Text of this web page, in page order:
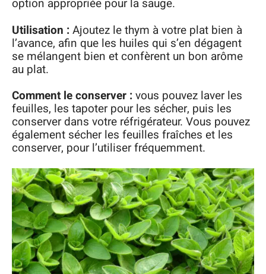
option appropriée pour la sauge.
Utilisation :Ajoutez le thym à votre plat bien à
l’avance, afin que les huiles qui s’en dégagent
se mélangent bien et confèrent un bon arôme
au plat.
Comment le conserver :vous pouvez laver les
feuilles, les tapoter pour les sécher, puis les
conserver dans votre réfrigérateur. Vous pouvez
également sécher les feuilles fraîches et les
conserver, pour l’utiliser fréquemment.